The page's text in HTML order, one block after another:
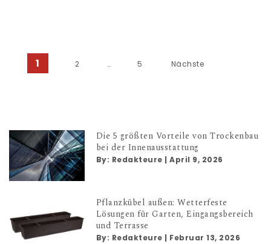
Seitennummerierung der
1 2 … 5 Nächste
Die 5 größten Vorteile von Trockenbau
bei der Innenausstattung
By: Redakteure |April 9, 2026
Pflanzkübel außen: Wetterfeste
Lösungen für Garten, Eingangsbereich
und Terrasse
By: Redakteure Februar 13, 2026